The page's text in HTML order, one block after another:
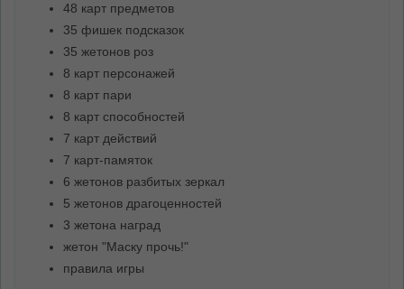
48 карт предметов
35 фишек подсказок
35 жетонов роз
8 карт персонажей
8 карт пари
8 карт способностей
7 карт действий
7 карт-памяток
6 жетонов разбитых зеркал
5 жетонов драгоценностей
3 жетона наград
жетон "Маску прочь!"
правила игры